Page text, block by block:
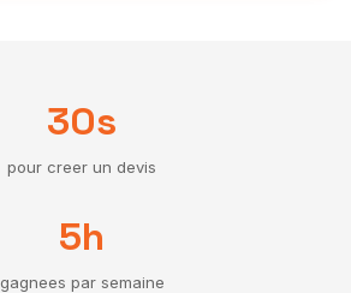
30s
pour creer un devis
5h
gagnees par semaine